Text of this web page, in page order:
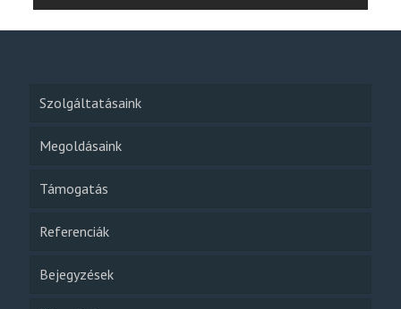
Szolgáltatásaink
Megoldásaink
Támogatás
Referenciák
Bejegyzések